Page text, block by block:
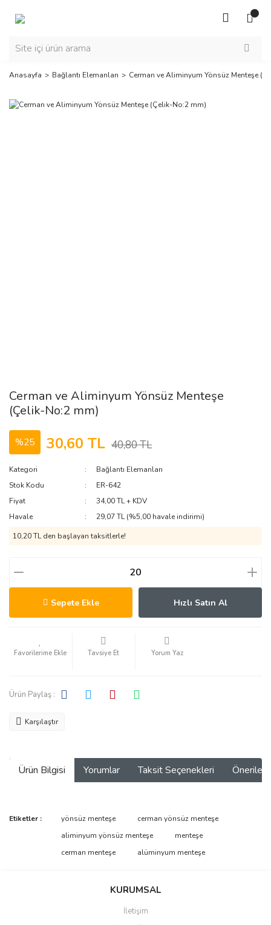
Anasayfa Bağlantı Elemanları Cerman ve Aliminyum Yönsüz Menteşe
Cerman ve Aliminyum Yönsüz Menteşe
(Çelik-No:2 mm)
%25 30,60 TL 40,80 TL
Kategori
Bağlantı Elemanları
Stok Kodu
ER-642
Fiyat
34,00 TL + KDV
Havale
29,07 TL (%5,00 havale indirimi)
10,20 TL den başlayan taksitlerle!
Sepete Ekle Hızlı Satın Al
Tavsiye Et Yorum Yaz
Ürün Paylaş :
Karşılaştır
Ürün Bilgisi Yorumlar Taksit Seçenekleri
Bu ürüne ilk yorumu siz yapın!
Bu ürünün fiyat bilgisi, resim, ürün açıklamalarında ve diğer
tarafımıza iletebilirsiniz.
Görüş ve önerileriniz için teşekkür ederiz.
Ürün bilgilerinde hatalar bulunuyor.
Etiketler : yönsüz menteşe
cerman yönsüz menteşe
aliminyum yönsüz menteşe
menteşe
cerman menteşe
alüminyum menteşe
KURUMSAL
İletişim